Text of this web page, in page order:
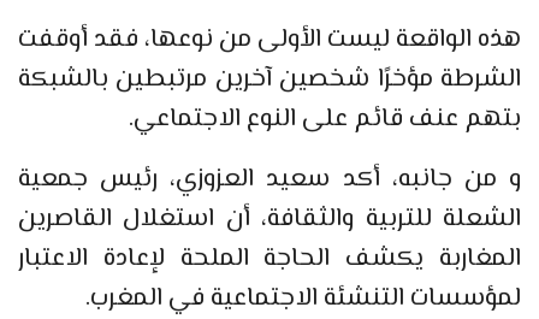
هذه الواقعة ليست الأولى من نوعها، فقد أوقفت
الشرطة مؤخرًا شخصين آخرين مرتبطين بالشبكة
بتهم عنف قائم على النوع الاجتماعي.
و من جانبه، أكد سعيد العزوزي، رئيس جمعية
الشعلة للتربية والثقافة، أن استغلال القاصرين
المغاربة يكشف الحاجة الملحة لإعادة الاعتبار
لمؤسسات التنشئة الاجتماعية في المغرب.